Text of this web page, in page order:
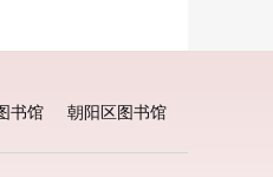
书馆 朝阳区图书馆